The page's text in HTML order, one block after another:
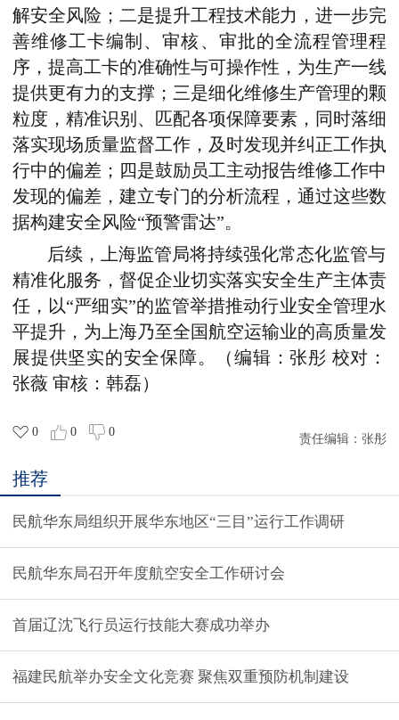
解安全风险；二是提升工程技术能力，进一步完
善维修工卡编制、审核、审批的全流程管理程
序，提高工卡的准确性与可操作性，为生产一线
提供更有力的支撑；三是细化维修生产管理的颗
粒度，精准识别、匹配各项保障要素，同时落细
落实现场质量监督工作，及时发现并纠正工作执
行中的偏差；四是鼓励员工主动报告维修工作中
发现的偏差，建立专门的分析流程，通过这些数
据构建安全风险“预警雷达”。
后续，上海监管局将持续强化常态化监管与
精准化服务，督促企业切实落实安全生产主体责
任，以“严细实”的监管举措推动行业安全管理水
平提升，为上海乃至全国航空运输业的高质量发
展提供坚实的安全保障。（编辑：张彤 校对：
张薇 审核：韩磊）
0 0 0
责任编辑： 张彤
推荐
民航华东局组织开展华东地区“三目”运行工作调研
民航华东局召开年度航空安全工作研讨会
首届辽沈飞行员运行技能大赛成功举办
福建民航举办安全文化竞赛 聚焦双重预防机制建设